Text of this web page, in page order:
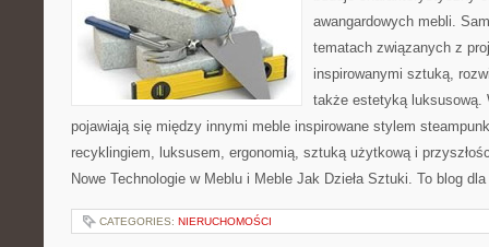
awangardowych mebli.
tematach związanych z
inspirowanymi sztuką,
także estetyką luksusową.
pojawiają się między innymi meble inspirowane stylem
recyklingiem, luksusem, ergonomią, sztuką użytkową i
Nowe Technologie w Meblu i Meble Jak Dzieła Sztuki. To blog
CATEGORIES: NIERUCHOMOŚCI